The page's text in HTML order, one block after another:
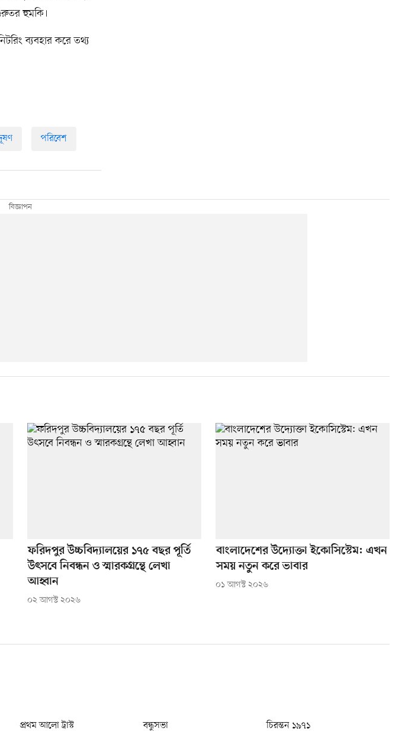
হুমকি।
ব্যবহার করে তথ্য
পরিবেশ
ফরিদপুর উচ্চবিদ্যালয়ের ১৭৫ বছর পূর্তি
উৎসবে নিবন্ধন ও স্মারকগ্রন্থে লেখা
আহ্বান
০২ আগস্ট ২০২৬
বাংলাদেশের উদ্যোক্তা ইকোসিস্টেম: এখন
সময় নতুন করে ভাবার
০১ আগস্ট ২০২৬
প্রথম আলো ট্রাস্ট বন্ধুসভা চিরন্তন ১৯৭১